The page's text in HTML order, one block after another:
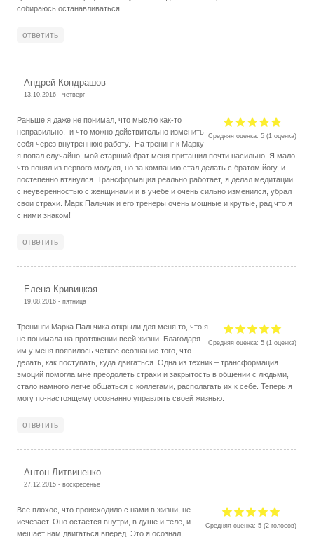
собираюсь останавливаться.
ответить
Андрей Кондрашов
13.10.2016 - четверг
Средняя оценка:5 (1 оценка)
Раньше я даже не понимал, что мыслю как-то
неправильно, и что можно действительно изменить
себя через внутреннюю работу. На тренинг к Марку
я попал случайно, мой старший брат меня притащил почти насильно. Я мало
что понял из первого модуля, но за компанию стал делать с братом йогу, и
постепенно втянулся. Трансформация реально работает, я делал медитации
с неуверенностью с женщинами и в учёбе и очень сильно изменился, убрал
свои страхи. Марк Пальчик и его тренеры очень мощные и крутые, рад что я
с ними знаком!
ответить
Елена Кривицкая
19.08.2016 - пятница
Средняя оценка:5 (1 оценка)
Тренинги Марка Пальчика открыли для меня то, что я
не понимала на протяжении всей жизни. Благодаря
им у меня появилось четкое осознание того, что
делать, как поступать, куда двигаться. Одна из техник – трансформация
эмоций помогла мне преодолеть страхи и закрытость в общении с людьми,
стало намного легче общаться с коллегами, располагать их к себе. Теперь я
могу по-настоящему осознанно управлять своей жизнью.
ответить
Антон Литвиненко
27.12.2015 - воскресенье
Средняя оценка:5 (2 голосов)
Все плохое, что происходило с нами в жизни, не
исчезает. Оно остается внутри, в душе и теле, и
мешает нам двигаться вперед. Это я осознал,